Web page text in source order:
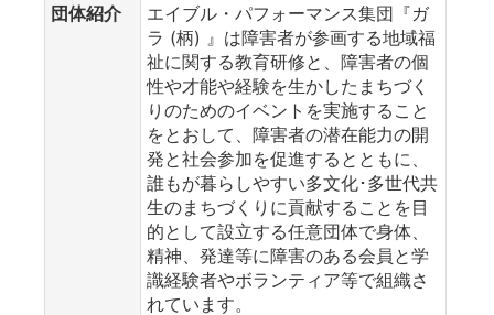
団体紹介
エイブル・パフォーマンス集団『ガ
ラ (柄) 』は障害者が参画する地域福
祉に関する教育研修と、障害者の個
性や才能や経験を生かしたまちづく
りのためのイベントを実施すること
をとおして、障害者の潜在能力の開
発と社会参加を促進するとともに、
誰もが暮らしやすい多文化･多世代共
生のまちづくりに貢献することを目
的として設立する任意団体で身体、
精神、発達等に障害のある会員と学
識経験者やボランティア等で組織さ
れています。